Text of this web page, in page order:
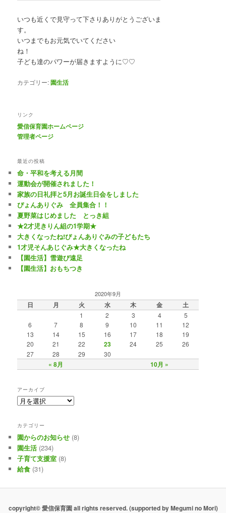
いつも近くで見守って下さりありがとうございま
す
いつまでもお元気でいてください
ね
子ども達のパワーが届きますように♡♡
カテゴリー:園生活
リンク
愛信保育園ホームページ
管理者ページ
最近の投稿
命・平和を考える月間
運動会が開催されました！
家族の日礼拝と5月お誕生日会をしました
ぴょんありぐみ 全員集合！！
夏野菜はじめました とっき組
★2才児きりん組の1学期★
大きくなったね!ぴょんありぐみの子どもたち
1才児そんあじぐみ★大きくなったね
【園生活】雪遊び遠足
【園生活】おもちつき
2020年9月
日 月 火 水 木 金 土
« 8月 10月 »
1 2 3 4
5
6
7 8 9 10 11
12
13
14 15 16 17 18
19
20
21 22 23 24 25
26
27
28 29 30
アーカイブ
カテゴリー
園からのお知らせ (8)
園生活(234)
子育て支援室 (8)
給食 (31)
copyright© 愛信保育園 all rights reserved.(supported by Megumi no Mori)